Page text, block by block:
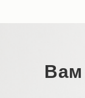
Вам